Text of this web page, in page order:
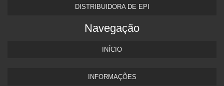
DISTRIBUIDORA DE EPI
Navegação
INÍCIO
INFORMAÇÕES